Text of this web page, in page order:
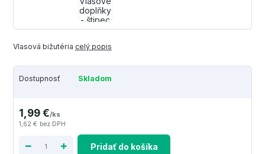
Vlasová bižutéria celý popis
Dostupnosť Skladom
1,99 €/ks
1,62 € bez DPH
Pridať do košíka